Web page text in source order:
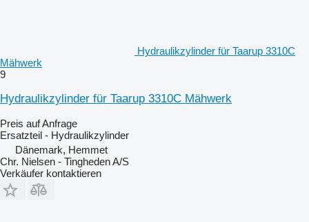
Hydraulikzylinder für Taarup 3310C
Mähwerk
9
Hydraulikzylinder für Taarup 3310C Mähwerk
Preis auf Anfrage
Ersatzteil - Hydraulikzylinder
Dänemark, Hemmet
Chr. Nielsen - Tingheden A/S
Verkäufer kontaktieren